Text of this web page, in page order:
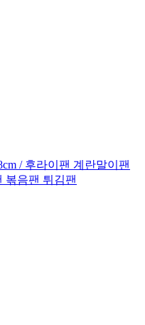
/ 후라이팬 계란말이팬
볶음팬 튀김팬